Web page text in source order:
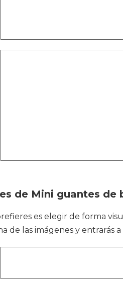
de Mini guantes de
es elegir de forma
de las imágenes y entrarás